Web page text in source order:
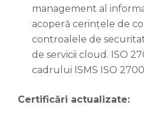
management al
acoperă cerințele de
controalele de
de servicii cloud. ISO
cadrului ISMS ISO
Certificări actualizate: